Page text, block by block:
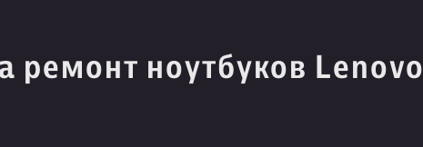
ремонт ноутбуков Lenovo